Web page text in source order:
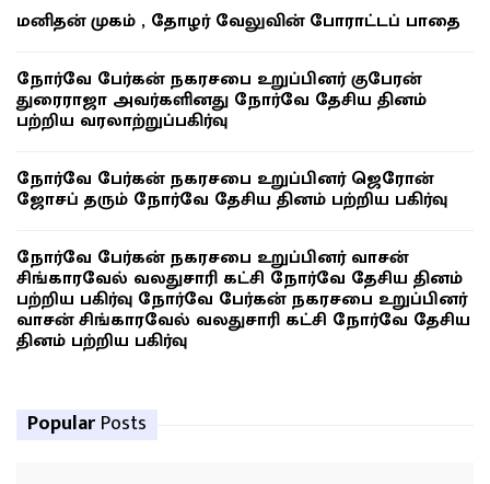
மனிதன் முகம் , தோழர் வேலுவின் போராட்டப் பாதை
நோர்வே பேர்கன் நகரசபை உறுப்பினர் குபேரன்
துரைராஜா அவர்களினது நோர்வே தேசிய தினம்
பற்றிய வரலாற்றுப்பகிர்வு
நோர்வே பேர்கன் நகரசபை உறுப்பினர் ஜெரோன்
ஜோசப் தரும் நோர்வே தேசிய தினம் பற்றிய பகிர்வு
நோர்வே பேர்கன் நகரசபை உறுப்பினர் வாசன்
சிங்காரவேல் வலதுசாரி கட்சி நோர்வே தேசிய தினம்
பற்றிய பகிர்வு நோர்வே பேர்கன் நகரசபை உறுப்பினர்
வாசன் சிங்காரவேல் வலதுசாரி கட்சி நோர்வே தேசிய
தினம் பற்றிய பகிர்வு
Popular Posts